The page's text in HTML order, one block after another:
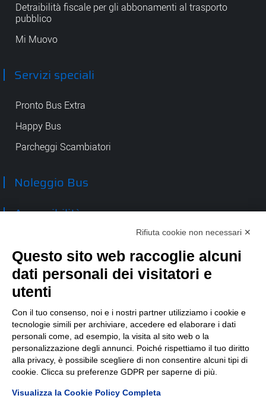
Detraibilità fiscale per gli abbonamenti al trasporto
pubblico
Mi Muovo
Servizi speciali
Pronto Bus Extra
Happy Bus
Parcheggi Scambiatori
Noleggio Bus
Accessibilità
TEP spa
Via Taro 12
43125 Parma
Tel. 0521.2141
E-mail:tep@tep.pr.it
Informazioni :info@tep.pr.it
PEC:tepspa@pec.it
Rifiuta cookie non necessari ✕
Questo sito web raccoglie alcuni
dati personali dei visitatori e
utenti
Con il tuo consenso, noi e i nostri partner utilizziamo i cookie e
tecnologie simili per archiviare, accedere ed elaborare i dati
personali come, ad esempio, la visita al sito web o la
personalizzazione degli annunci. Poiché rispettiamo il tuo diritto
alla privacy, è possibile scegliere di non consentire alcuni tipi di
cookie. Clicca su preferenze GDPR per saperne di più.
Visualizza la Cookie Policy Completa